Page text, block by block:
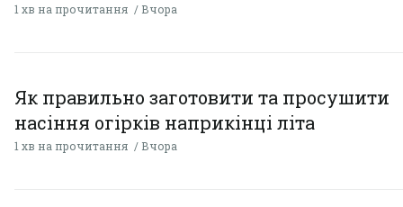
1 хв на прочитання Вчора
Як правильно заготовити та просушити
насіння огірків наприкінці літа
1 хв на прочитання Вчора